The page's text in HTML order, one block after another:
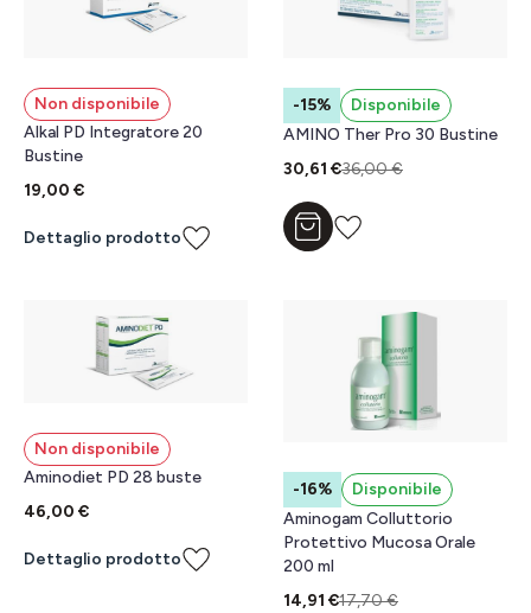
Non disponibile
Alkal PD Integratore 20
Bustine
19,00 €
Dettaglio prodotto
-15%
Disponibile
AMINO Ther Pro 30 Bustine
30,61 €36,00 €
Aggiungi al carrello
Non disponibile
Aminodiet PD 28 buste
46,00 €
Dettaglio prodotto
-16%
Disponibile
Aminogam Colluttorio
Protettivo Mucosa Orale
200 ml
14,91 €17,70 €